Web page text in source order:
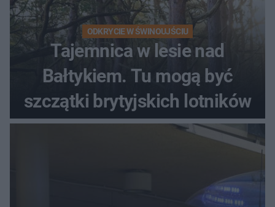
ODKRYCIE W ŚWINOUJŚCIU
Tajemnica w lesie nad
Bałtykiem. Tu mogą być
szczątki brytyjskich lotników